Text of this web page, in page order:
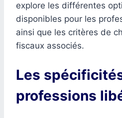
explore les différentes
disponibles pour les
ainsi que les critères de
fiscaux associés.
Les
professions